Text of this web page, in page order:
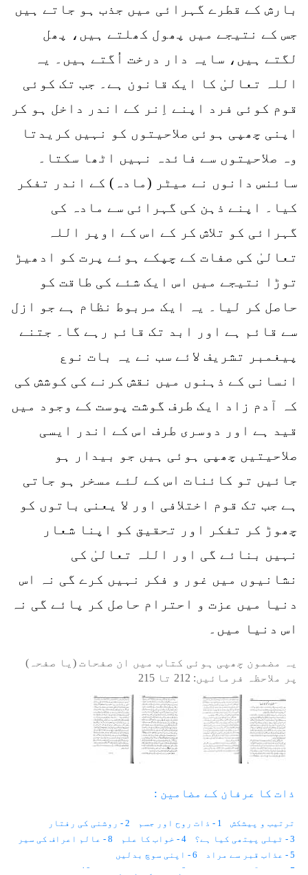
بارش کے قطرے گہرائی میں جذب ہو جاتے ہیں
جس کے نتیجے میں پھول کھلتے ہیں، پھل
لگتے ہیں، سایہ دار درخت اُگتے ہیں۔ یہ
اللہ تعالیٰ کا ایک قانون ہے۔ جب تک کوئی
قوم کوئی فرد اپنے اِنر کے اندر داخل ہو کر
اپنی چھپی ہوئی صلاحیتوں کو نہیں کریدتا
وہ صلاحیتوں سے فائدہ نہیں اٹھا سکتا۔
سائنس دانوں نے میٹر (مادہ) کے اندر تفکر
کیا۔ اپنے ذہن کی گہرائی سے مادہ کی
گہرائی کو تلاش کر کے اس کے اوپر اللہ
تعالیٰ کی صفات کے چپکے ہوئے پرت کو ادھیڑ
توڑا نتیجے میں اس ایک شئے کی طاقت کو
حاصل کر لیا۔ یہ ایک مربوط نظام ہے جو ازل
سے قائم ہے اور ابد تک قائم رہے گا۔ جتنے
پیغمبر تشریف لائے سب نے یہ بات نوع
انسانی کے ذہنوں میں نقش کرنے کی کوشش کی
کہ آدم زاد ایک طرف گوشت پوست کے وجود میں
قید ہے اور دوسری طرف اس کے اندر ایسی
صلاحیتیں چھپی ہوئی ہیں جو بیدار ہو
جائیں تو کائنات اس کے لئے مسخر ہو جاتی
ہے جب تک قوم اختلافی اور لا یعنی باتوں کو
چھوڑ کر تفکر اور تحقیق کو اپنا شعار
نہیں بنائے گی اور اللہ تعالیٰ کی
نشانیوں میں غور و فکر نہیں کرے گی نہ اس
دنیا میں عزت و احترام حاصل کر پائے گی نہ
اس دنیا میں۔
یہ مضمون چھپی ہوئی کتاب میں ان صفحات (یا صفحہ)
پر ملاحظہ فرمائیں: 212 تا 215
ذات کا عرفان کے مضامین :
ترتیب و پیشکش 1 - ذات روح اور جسم
2 - روشنی کی رفتار
3 - ٹیلی پیتھی کیا ہے؟
4 - خواب کا علم
8 - عالم اعراف کی سیر
5 - عذاب قبر سے مراد
6 - اپنی سوچ بدلیں
7 - دنیا آخرت کی کھیتی
9 - اللہ کو پہچانئے
10 - اللہ کا امین